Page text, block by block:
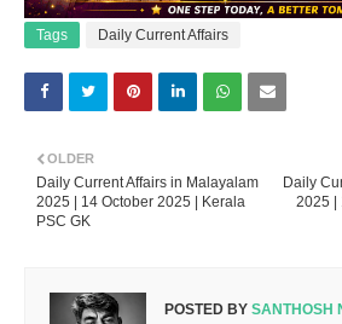
Tags Daily Current Affairs
Daily
2025 |
OLDER
Daily Current Affairs in Malayalam
2025 | 14 October 2025 | Kerala
PSC GK
POSTED BY SANTHOSH